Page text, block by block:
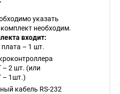
указать
необходим.
входит:
– 1 шт.
– 2 шт. (или
– 1шт.)
кабель RS-232